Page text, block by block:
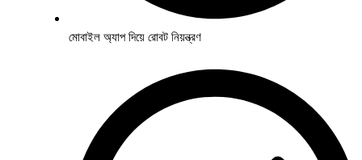
মোবাইল অ্যাপ দিয়ে রোবট নিয়ন্ত্রণ